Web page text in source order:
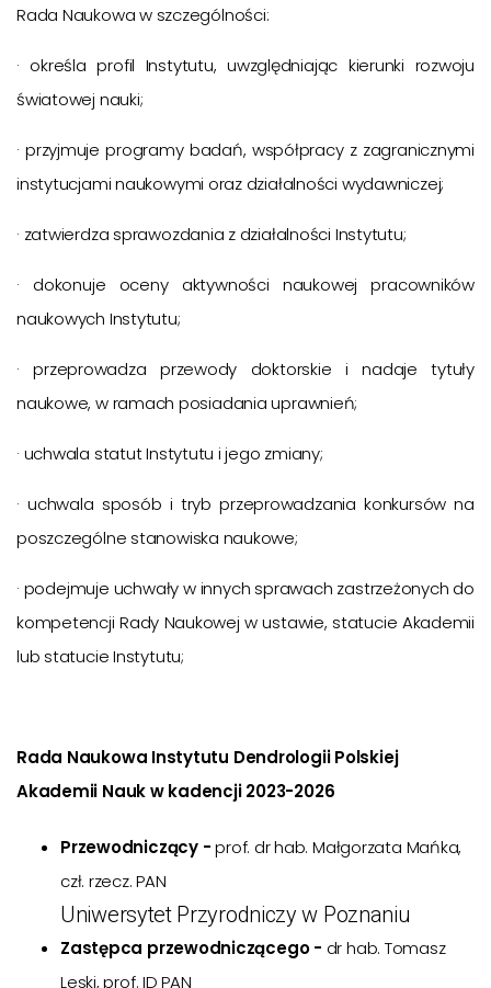
Rada Naukowa w szczególności:
· określa profil Instytutu, uwzględniając kierunki rozwoju
światowej nauki;
· przyjmuje programy badań, współpracy z zagranicznymi
instytucjami naukowymi oraz działalności wydawniczej;
· zatwierdza sprawozdania z działalności Instytutu;
· dokonuje oceny aktywności naukowej pracowników
naukowych Instytutu;
· przeprowadza przewody doktorskie i nadaje tytuły
naukowe, w ramach posiadania uprawnień;
· uchwala statut Instytutu i jego zmiany;
· uchwala sposób i tryb przeprowadzania konkursów na
poszczególne stanowiska naukowe;
· podejmuje uchwały w innych sprawach zastrzeżonych do
kompetencji Rady Naukowej w ustawie, statucie Akademii
lub statucie Instytutu;
Rada Naukowa Instytutu Dendrologii Polskiej
Akademii Nauk w kadencji 2023-2026
Przewodniczący -prof. dr hab. Małgorzata Mańka,
czł. rzecz. PAN
Uniwersytet Przyrodniczy w Poznaniu
Zastępca przewodniczącego - dr hab. Tomasz
Leski, prof. ID PAN